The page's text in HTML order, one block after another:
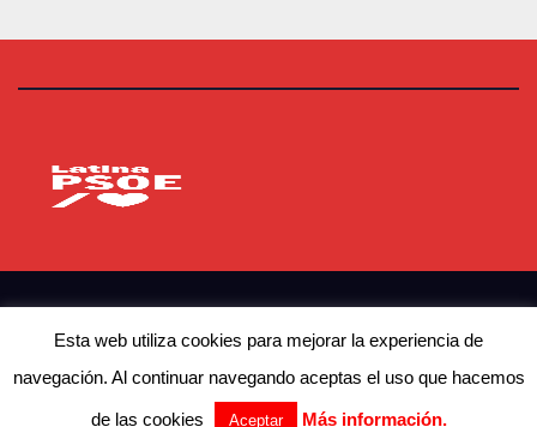
PSOE Latina
Contacto Actualidad
Esta web utiliza cookies para mejorar la experiencia de
navegación. Al continuar navegando aceptas el uso que hacemos
de las cookies Aceptar Más información.